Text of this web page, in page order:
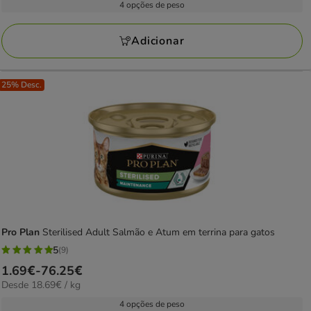
avaliações
71.74€
4 opções de peso
Adicionar
25% Desc.
Pro Plan Sterilised Adult Salmão e Atum em terrina para gatos
5
estrelas
com
5(9)
Preço
de
1.69€-76.25€
18.69€
Desde 18.69€ / kg
4 opções de peso